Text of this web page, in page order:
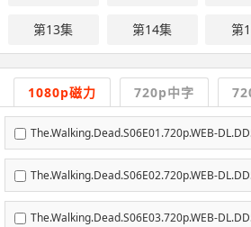
第13集 第14集 第
1080p磁力 720p中字
The.Walking.Dead.S06E01.720p.WEB-
anix.mkv
The.Walking.Dead.S06E02.720p.WEB-
anix.mkv
The.Walking.Dead.S06E03.720p.WEB-